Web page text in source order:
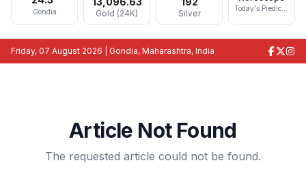
Gondia Gold (24K) Silver
Friday, 07 August 2026 | Gondia, Maharashtra, India
Article Not Found
The requested article could not be found.